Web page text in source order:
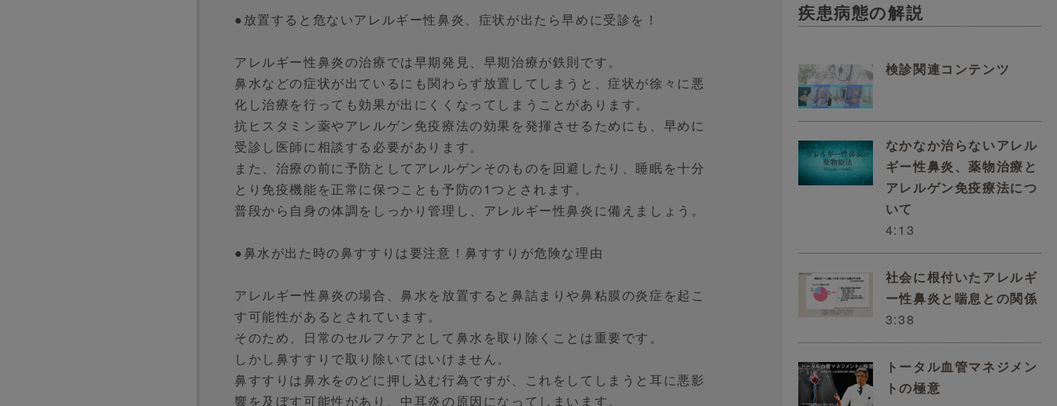
●放置すると危ないアレルギー性鼻炎、症状が出たら早めに受診を！
アレルギー性鼻炎の治療では早期発見、早期治療が鉄則です。
鼻水などの症状が出ているにも関わらず放置してしまうと、症状が徐々に悪
化し治療を行っても効果が出にくくなってしまうことがあります。
抗ヒスタミン薬やアレルゲン免疫療法の効果を発揮させるためにも、早めに
受診し医師に相談する必要があります。
また、治療の前に予防としてアレルゲンそのものを回避したり、睡眠を十分
とり免疫機能を正常に保つことも予防の1つとされます。
普段から自身の体調をしっかり管理し、アレルギー性鼻炎に備えましょう。
●鼻水が出た時の鼻すすりは要注意！鼻すすりが危険な理由
アレルギー性鼻炎の場合、鼻水を放置すると鼻詰まりや鼻粘膜の炎症を起こ
す可能性があるとされています。
そのため、日常のセルフケアとして鼻水を取り除くことは重要です。
しかし鼻すすりで取り除いてはいけません。
鼻すすりは鼻水をのどに押し込む行為ですが、これをしてしまうと耳に悪影
響を及ぼす可能性があり、中耳炎の原因になってしまいます。
疾患病態の解説
検診関連コンテンツ
なかなか治らないアレル
ギー性鼻炎、薬物治療と
アレルゲン免疫療法につ
いて
4:13
社会に根付いたアレルギ
ー性鼻炎と喘息との関係
3:38
トータル血管マネジメン
トの極意